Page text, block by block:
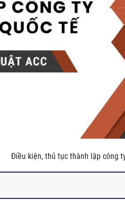
Điều kiện, thủ tục thành lập công